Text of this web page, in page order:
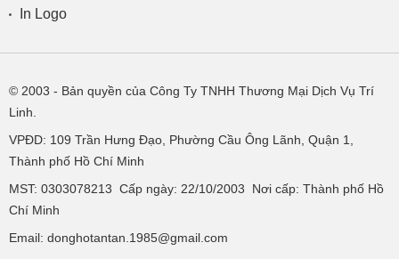
In Logo
© 2003 - Bản quyền của Công Ty TNHH Thương Mại Dịch Vụ Trí
Linh.
VPĐD: 109 Trần Hưng Đạo, Phường Cầu Ông Lãnh, Quận 1,
Thành phố Hồ Chí Minh
MST: 0303078213 Cấp ngày: 22/10/2003 Nơi cấp: Thành phố Hồ
Chí Minh
Email: donghotantan.1985@gmail.com